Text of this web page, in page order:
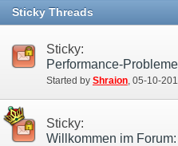
Sticky Threads
Sticky:
Started by Shraion‎, 05-10-
Sticky:
Willkommen im